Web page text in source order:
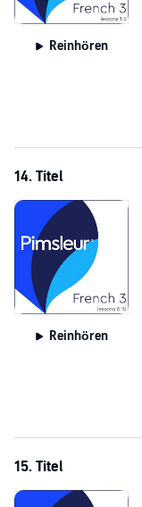
Reinhören
14. Titel
Reinhören
15. Titel